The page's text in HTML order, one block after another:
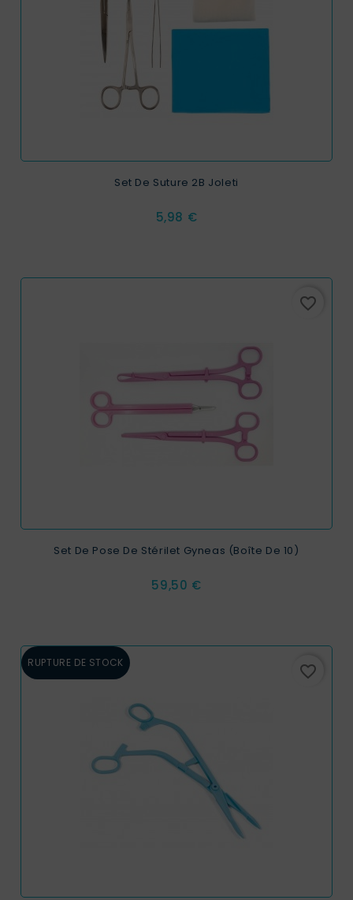
Set De Suture 2B Joleti
Prix
5,98 €
favorite_border
Set De Pose De Stérilet Gyneas (boîte De 10)
Prix
59,50 €
RUPTURE DE STOCK favorite_border